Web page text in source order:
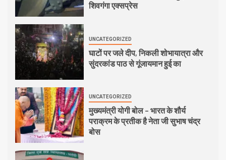
शिवगंगा एक्सप्रेस
UNCATEGORIZED
घाटों पर जले दीप, निकली शोभायात्रा और
सुंदरकांड पाठ से गूंजायमान हुई का
UNCATEGORIZED
मुख्यमंत्री योगी बोल – भारत के शौर्य
पराक्रम के प्रतीक है नेता जी सुभाष चंद्र
बोस